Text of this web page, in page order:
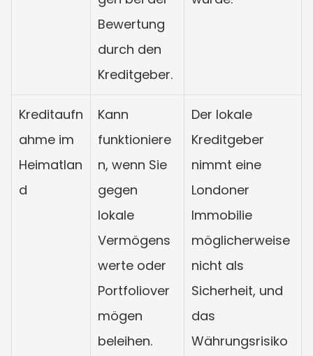
Bewertung
durch den
Kreditgeber.
Kreditaufn
ahme im
Heimatlan
d
Kann
funktioniere
n, wenn Sie
gegen
lokale
Vermögens
werte oder
Portfoliover
mögen
beleihen.
Der lokale
Kreditgeber
nimmt eine
Londoner
Immobilie
möglicherweise
nicht als
Sicherheit, und
das
Währungsrisiko